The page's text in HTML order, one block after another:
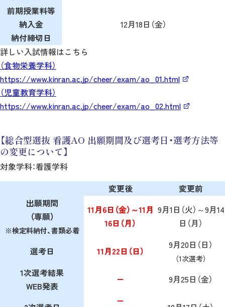
前期授業料等
納入金
納付締切日
12月18日（金）
詳しい入試情報はこちら
（食物栄養学科）
https://www.kinran.ac.jp/cheer/exam/ao_01.html
（児童教育学科）
https://www.kinran.ac.jp/cheer/exam/ao_02.html
【総合型選抜 看護AO 出願期間及び選考日・選考方法等
の変更について】
対象学科：看護学科
変更後
変更前
出願期間
（専願）
※検定料納付、書類必着
11月6日（金）～11月
16日（月）
9月1日（火）～9月14
日（月）
選考日 11月22日（日）
9月20日（日）
（1次選考）
1次選考結果
WEB発表
― 9月25日（金）
―